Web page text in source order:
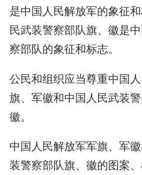
是中国人民解放军的象征
民武装警察部队旗、徽是
察部队的象征和标志。
公民和组织应当尊重中国
旗、军徽和中国人民武装警
徽。
中国人民解放军军旗、军
装警察部队旗、徽的图案